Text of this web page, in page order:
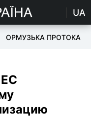
UA
ОРМУЗЬКА ПРОТОКА